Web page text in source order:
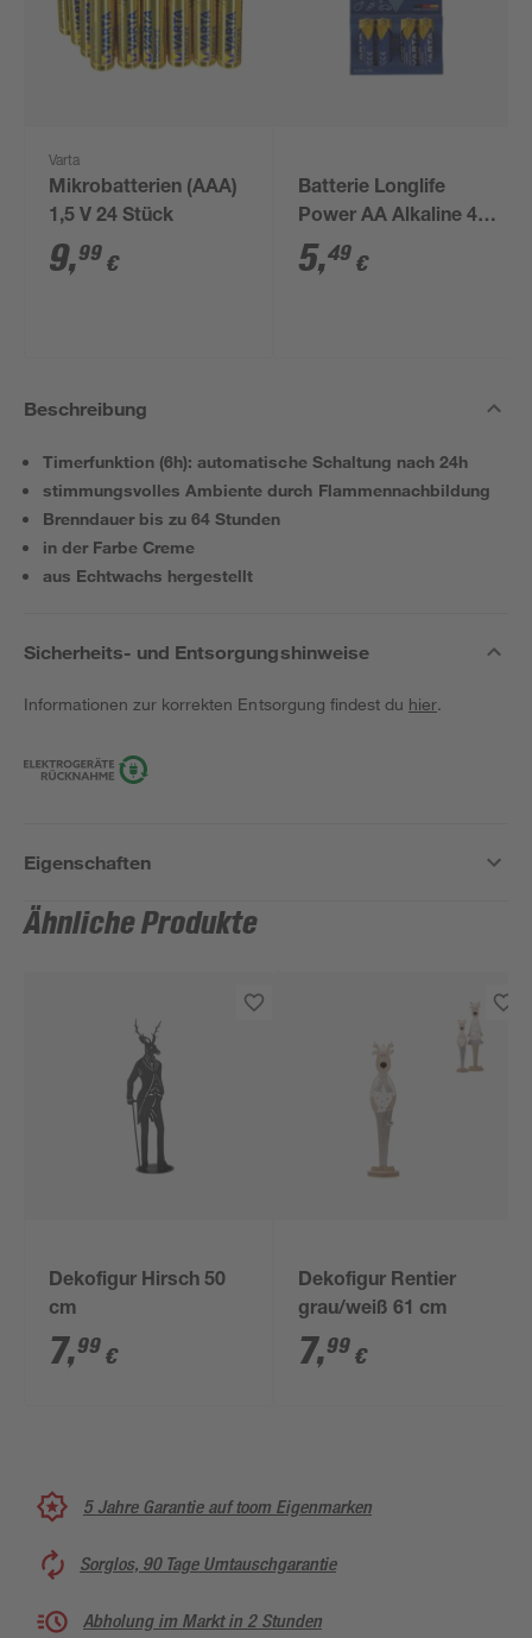
Varta
Mikrobatterien (AAA)
1,5 V 24 Stück
9,99 €
Batterie Longlife
Power AA Alkaline 4
Stück
5,49 €
Beschreibung
Timerfunktion (6h): automatische Schaltung nach 24h
stimmungsvolles Ambiente durch Flammennachbildung
Brenndauer bis zu 64 Stunden
in der Farbe Creme
aus Echtwachs hergestellt
Sicherheits- und Entsorgungshinweise
Informationen zur korrekten Entsorgung findest du hier.
Eigenschaften
Ähnliche Produkte
Dekofigur Hirsch 50
cm
7,99 €
Dekofigur Rentier
grau/weiß 61 cm
7,99 €
5 Jahre Garantie auf toom Eigenmarken
Sorglos, 90 Tage Umtauschgarantie
Abholung im Markt in 2 Stunden